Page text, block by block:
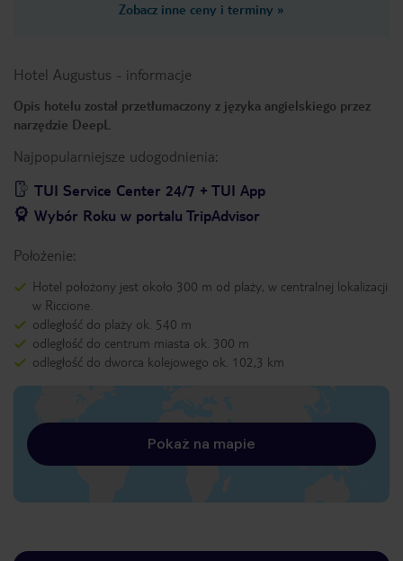
Zobacz inne ceny i terminy »
Hotel Augustus - informacje
Opis hotelu został przetłumaczony z języka angielskiego przez
narzędzie DeepL
Najpopularniejsze udogodnienia:
TUI Service Center 24/7 + TUI App
Wybór Roku w portalu TripAdvisor
Położenie:
Hotel położony jest około 300 m od plaży, w centralnej lokalizacji
w Riccione.
odległość do plaży ok. 540 m
odległość do centrum miasta ok. 300 m
odległość do dworca kolejowego ok. 102,3 km
Pokaż na mapie